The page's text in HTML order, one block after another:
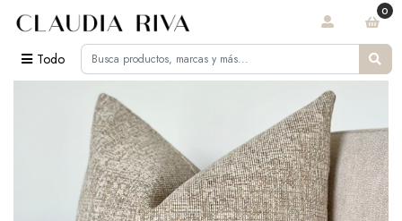
Todo
0